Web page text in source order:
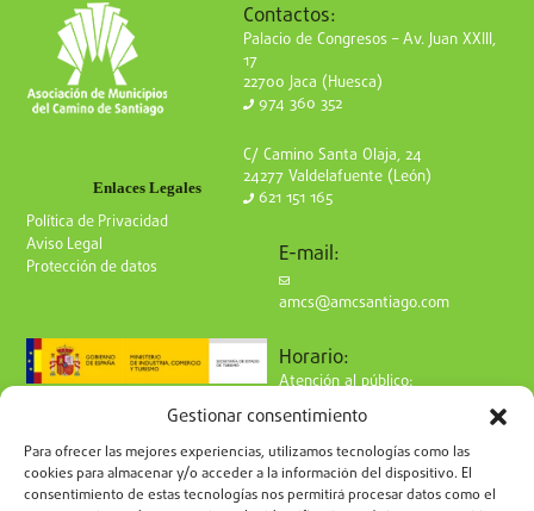
Gestionar consentimiento
Para ofrecer las mejores experiencias, utilizamos tecnologías como las
cookies para almacenar y/o acceder a la información del dispositivo. El
consentimiento de estas tecnologías nos permitirá procesar datos como el
Enlaces Legales
Política de Privacidad
Aviso Legal
Protección de datos
Contactos:
Palacio de Congresos – Av. Juan XXIII,
17
22700 Jaca (Huesca)
974 360 352
C/ Camino Santa Olaja, 24
24277 Valdelafuente (León)
621 151 165
E-mail:
amcs@amcsantiago.com
Horario:
Atención al público:
de Lunes a Viernes
de 9 a 15h
Síguenos en redes: